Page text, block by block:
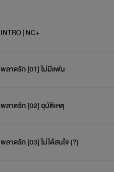
INTRO | NC+
พลาดรัก [01] ไม่มีแฟน
พลาดรัก [02] อุบัติเหตุ
พลาดรัก [03] ไม่ได้สนใจ (?)